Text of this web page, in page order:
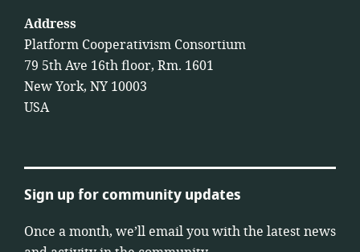
Address
Platform Cooperativism Consortium
79 5th Ave 16th floor, Rm. 1601
New York, NY 10003
USA
Sign up for community updates
Once a month, we’ll email you with the latest news